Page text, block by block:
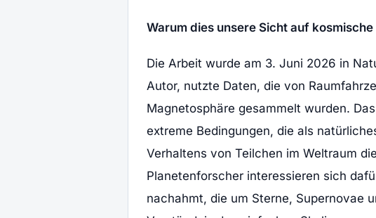
Warum dies unsere Sicht auf
Die Arbeit wurde am 3. Juni 2026 in
Autor, nutzte Daten, die von
Magnetosphäre gesammelt wurden.
extreme Bedingungen, die als
Verhaltens von Teilchen im Weltraum
Planetenforscher interessieren sich
nachahmt, die um Sterne, Supernovae